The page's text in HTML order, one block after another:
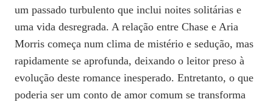
um passado turbulento que inclui noites solitárias e
uma vida desregrada. A relação entre Chase e Aria
Morris começa num clima de mistério e sedução, mas
rapidamente se aprofunda, deixando o leitor preso à
evolução deste romance inesperado. Entretanto, o que
poderia ser um conto de amor comum se transforma